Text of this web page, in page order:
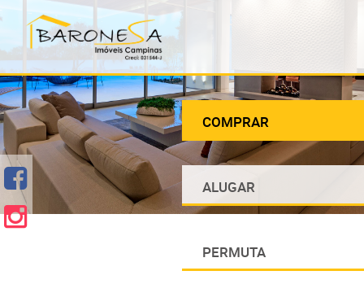
COMPRAR
ALUGAR
PERMUTA